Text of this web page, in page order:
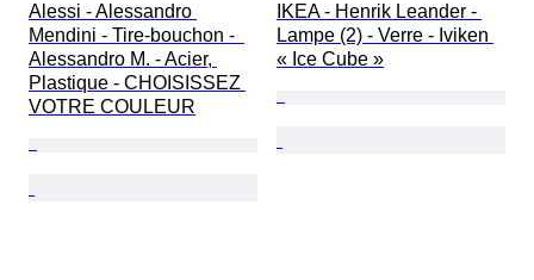
Alessi - Alessandro
Mendini - Tire-bouchon -
Alessandro M. - Acier,
Plastique - CHOISISSEZ
VOTRE COULEUR
IKEA - Henrik Leander -
Lampe (2) - Verre - Iviken
« Ice Cube »